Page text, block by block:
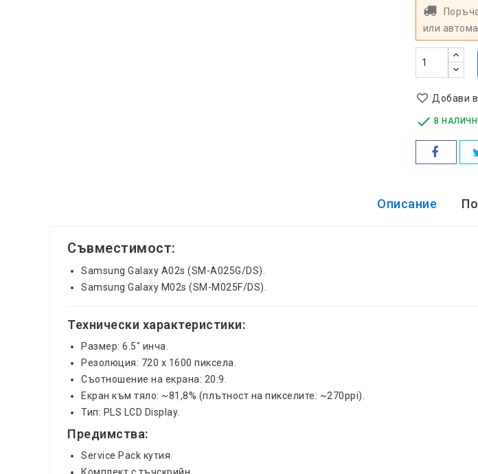
или
Добави
 В
Описание
Съвместимост:
Samsung Galaxy A02s (SM-A025G/DS).
Samsung Galaxy M02s (SM-M025F/DS).
Технически характеристики:
Размер: 6.5" инча.
Резолюция: 720 x 1600 пиксела.
Съотношение на екрана: 20:9.
Екран към тяло: ~81,8% (плътност на пикселите: ~270ppi).
Тип: PLS LCD Display.
Предимства:
Service Pack кутия.
Комплект с тъчскрийн.